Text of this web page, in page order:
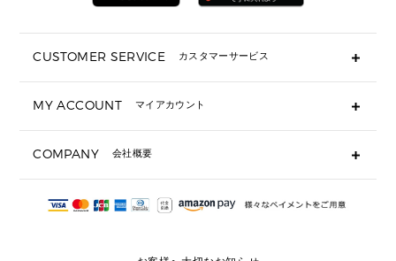
▶ 小物すべて
定期ケース・カードケース・名刺入れ
サンダル
スニーカー
▶ ウェア
CUSTOMER SERVICE カスタマーサービス
ギフト用にラッピングができますか？
ショッピングバッグを購入商品分送ってもらえますか？
注文後に完了メールが受信できないのですが？
サイズ交換はできますか？
MY ACCOUNT マイアカウント
COMPANY 会社概要
会社概要